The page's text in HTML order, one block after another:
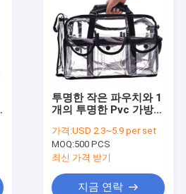
복 한미주둔군 지위협정
공기 매트리스
투명한 작은 파우치와 1
개의 투명한 Pvc 가방
방에서 2
가격:USD 2.3~5.9 per set
MOQ:500 PCS
최신 가격 받기
지금 연락